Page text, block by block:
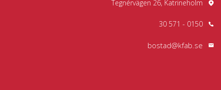
Tegnérvägen 26, Katrineholm
0150 - 571 30
bostad@kfab.se